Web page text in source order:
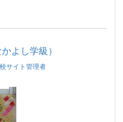
よし学級）
サイト管理者